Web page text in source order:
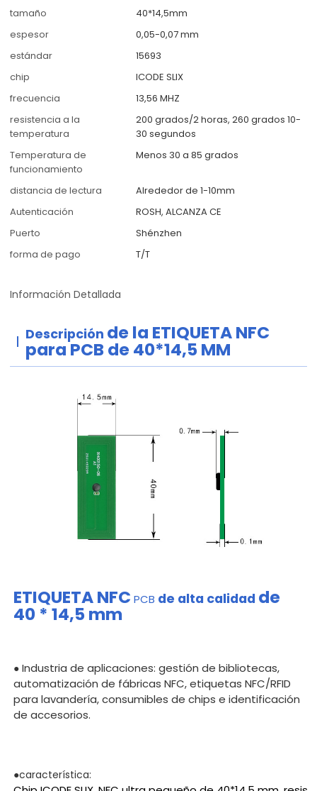
tamaño
40*14,5mm
espesor
0,05-0,07 mm
estándar
15693
chip
ICODE SLIX
frecuencia
13,56 MHZ
resistencia a la
temperatura
200 grados/2 horas, 260 grados 10-
30 segundos
Temperatura de
funcionamiento
Menos 30 a 85 grados
distancia de lectura
Alrededor de 1-10mm
Autenticación
ROSH, ALCANZA CE
Puerto
Shénzhen
forma de pago
T/T
Información Detallada
Descripción de la ETIQUETA NFC
para PCB de 40*14,5 MM
ETIQUETA NFC PCB de alta calidad de
40 * 14,5 mm
●Industria de aplicaciones: gestión de bibliotecas,
automatización de fábricas NFC, etiquetas NFC/RFID
para lavandería, consumibles de chips e identificación
de accesorios.
●característica: